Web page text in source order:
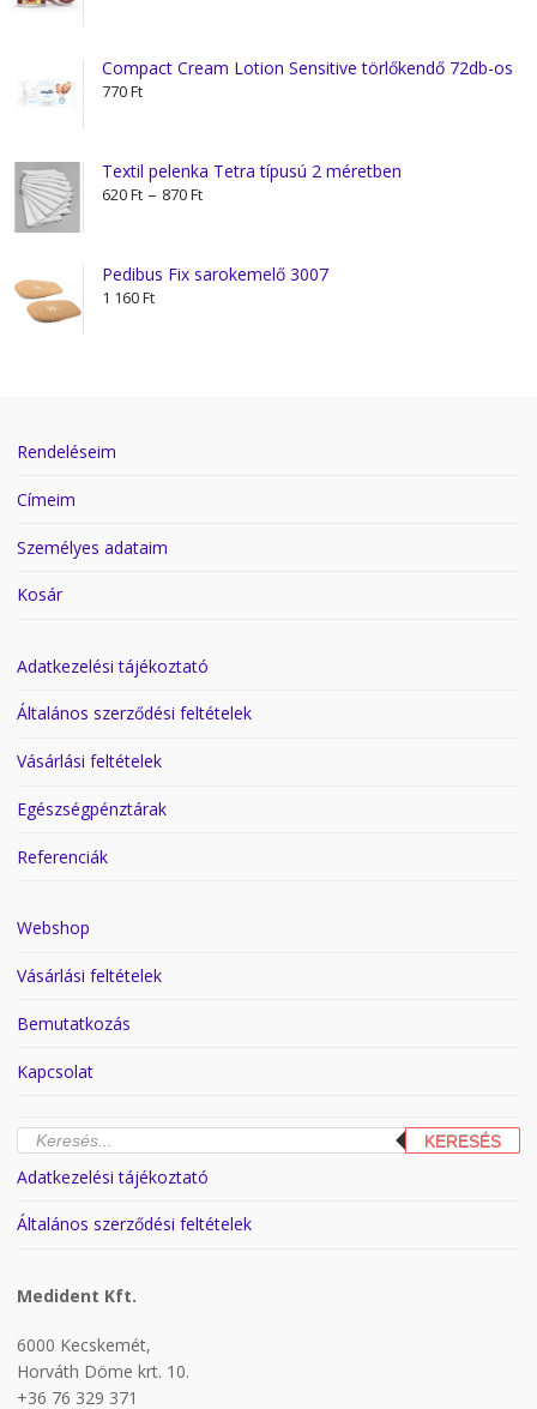
Compact Cream Lotion Sensitive törlőkendő 72db-os
770Ft
Textil pelenka Tetra típusú 2 méretben
620Ft – 870FtÁrtartomány:
870 Ft
Pedibus Fix sarokemelő 3007
1 160Ft
Rendeléseim
Címeim
Személyes adataim
Kosár
Adatkezelési tájékoztató
Általános szerződési feltételek
Vásárlási feltételek
Egészségpénztárak
Referenciák
Webshop
Vásárlási feltételek
Bemutatkozás
Kapcsolat
Products
search KERESÉS
Adatkezelési tájékoztató
Általános szerződési feltételek
Medident Kft.
6000 Kecskemét,
Horváth Döme krt. 10.
+36 76 329 371